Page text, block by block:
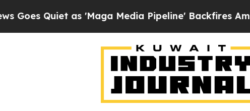
Quiet as 'Maga Media Pipeline' Backfires Amid